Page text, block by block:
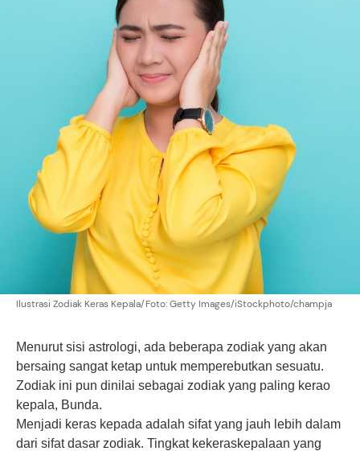
Ilustrasi Zodiak Keras Kepala/Foto: Getty Images/iStockphoto/champja
Menurut sisi astrologi, ada beberapa zodiak yang akan
bersaing sangat ketap untuk memperebutkan sesuatu.
Zodiak ini pun dinilai sebagai zodiak yang paling kerao
kepala, Bunda.
Menjadi keras kepada adalah sifat yang jauh lebih dalam
dari sifat dasar zodiak. Tingkat kekeraskepalaan yang